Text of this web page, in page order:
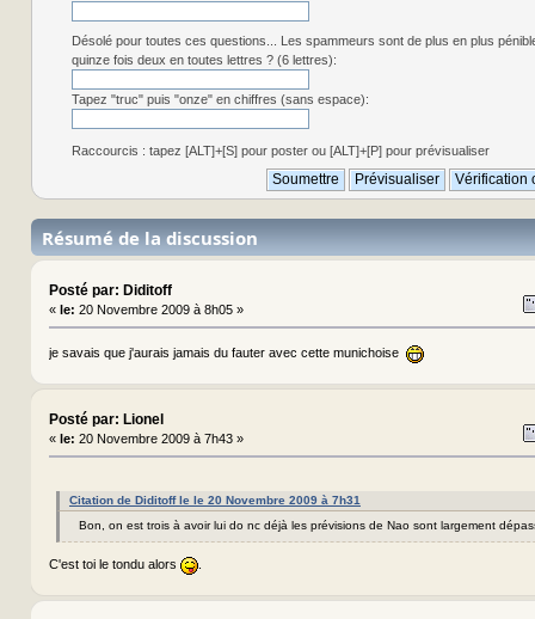
Désolé pour toutes ces questions... Les spammeurs sont de plus en plus
quinze fois deux en toutes lettres ? (6 lettres):
Tapez "truc" puis "onze" en chiffres (sans espace):
Raccourcis : tapez [ALT]+[S] pour poster ou [ALT]+[P] pour prévisualiser
Résumé de la discussion
Posté par: Diditoff
« le: 20 Novembre 2009 à 8h05 »
je savais que j'aurais jamais du fauter avec cette munichoise
Posté par: Lionel
« le: 20 Novembre 2009 à 7h43 »
Citation de Diditoff le le 20 Novembre 2009 à 7h31
Bon, on est trois à avoir lui do nc déjà les prévisions de Nao sont largement
C'est toi le tondu alors .